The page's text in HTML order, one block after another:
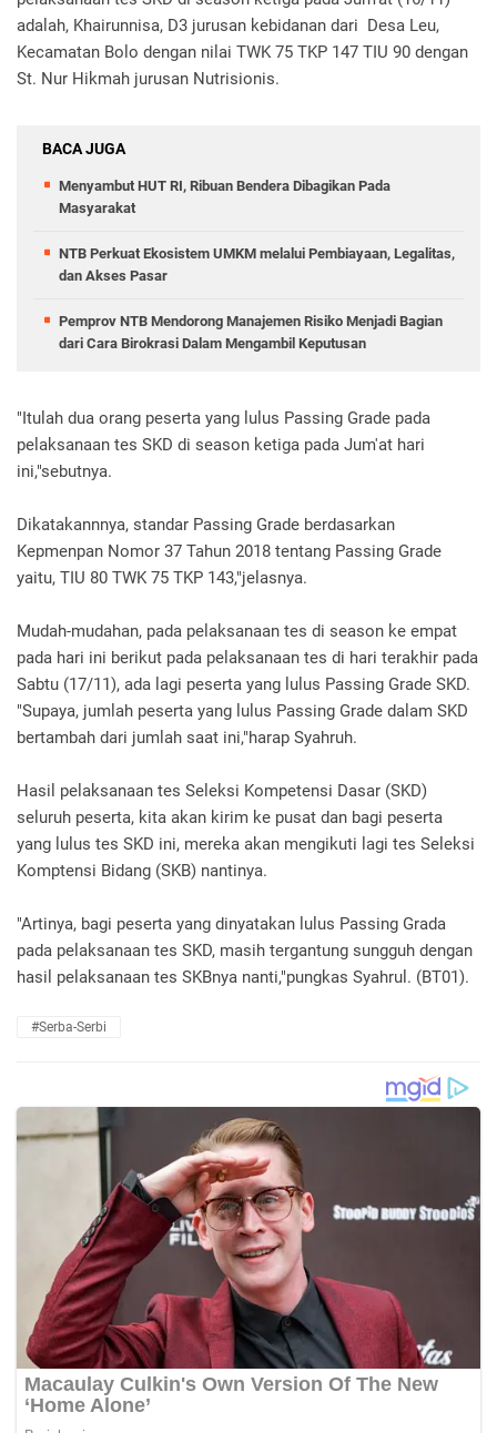
adalah, Khairunnisa, D3 jurusan kebidanan dari Desa Leu,
Kecamatan Bolo dengan nilai TWK 75 TKP 147 TIU 90 dengan
St. Nur Hikmah jurusan Nutrisionis.
BACA JUGA
Menyambut HUT RI, Ribuan Bendera Dibagikan Pada
Masyarakat
NTB Perkuat Ekosistem UMKM melalui Pembiayaan, Legalitas,
dan Akses Pasar
Pemprov NTB Mendorong Manajemen Risiko Menjadi Bagian
dari Cara Birokrasi Dalam Mengambil Keputusan
"Itulah dua orang peserta yang lulus Passing Grade pada
pelaksanaan tes SKD di season ketiga pada Jum'at hari
ini,"sebutnya.
Dikatakannnya, standar Passing Grade berdasarkan
Kepmenpan Nomor 37 Tahun 2018 tentang Passing Grade
yaitu, TIU 80 TWK 75 TKP 143,"jelasnya.
Mudah-mudahan, pada pelaksanaan tes di season ke empat
pada hari ini berikut pada pelaksanaan tes di hari terakhir pada
Sabtu (17/11), ada lagi peserta yang lulus Passing Grade SKD.
"Supaya, jumlah peserta yang lulus Passing Grade dalam SKD
bertambah dari jumlah saat ini,"harap Syahruh.
Hasil pelaksanaan tes Seleksi Kompetensi Dasar (SKD)
seluruh peserta, kita akan kirim ke pusat dan bagi peserta
yang lulus tes SKD ini, mereka akan mengikuti lagi tes Seleksi
Komptensi Bidang (SKB) nantinya.
"Artinya, bagi peserta yang dinyatakan lulus Passing Grada
pada pelaksanaan tes SKD, masih tergantung sungguh dengan
hasil pelaksanaan tes SKBnya nanti,"pungkas Syahrul. (BT01).
#Serba-Serbi